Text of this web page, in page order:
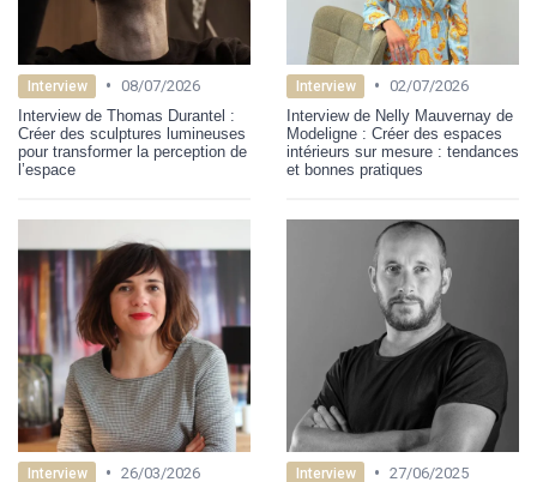
Interview • 08/07/2026
Interview de Thomas Durantel :
Créer des sculptures lumineuses
pour transformer la perception de
l’espace
Interview • 02/07/2026
Interview de Nelly Mauvernay de
Modeligne : Créer des espaces
intérieurs sur mesure : tendances
et bonnes pratiques
Interview • 26/03/2026 Interview • 27/06/2025